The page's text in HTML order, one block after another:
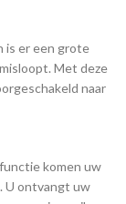
is er een grote
Met deze
naar
komen uw
U ontvangt uw